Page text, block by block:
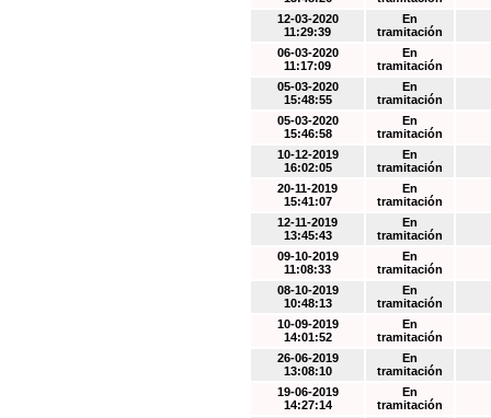
12-03-2020
11:29:39
En
tramitación
06-03-2020
11:17:09
En
tramitación
05-03-2020
15:48:55
En
tramitación
05-03-2020
15:46:58
En
tramitación
10-12-2019
16:02:05
En
tramitación
20-11-2019
15:41:07
En
tramitación
12-11-2019
13:45:43
En
tramitación
09-10-2019
11:08:33
En
tramitación
08-10-2019
10:48:13
En
tramitación
10-09-2019
14:01:52
En
tramitación
26-06-2019
13:08:10
En
tramitación
19-06-2019
14:27:14
En
tramitación